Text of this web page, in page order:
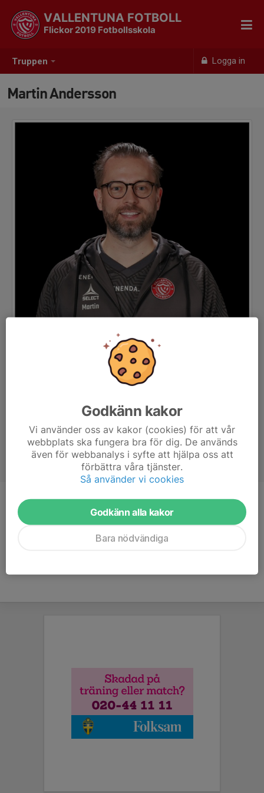
Truppen Logga in
VALLENTUNA FOTBOLL
Flickor 2019 Fotbollsskola
Martin Andersson
Titel
Tränare | Kassör
Ålder
42 år
Godkänn kakor
Vi använder oss av kakor (cookies) för att vår
webbplats ska fungera bra för dig. De används
även för webbanalys i syfte att hjälpa oss att
förbättra våra tjänster.
Så använder vi cookies
Godkänn alla kakor
Bara nödvändiga